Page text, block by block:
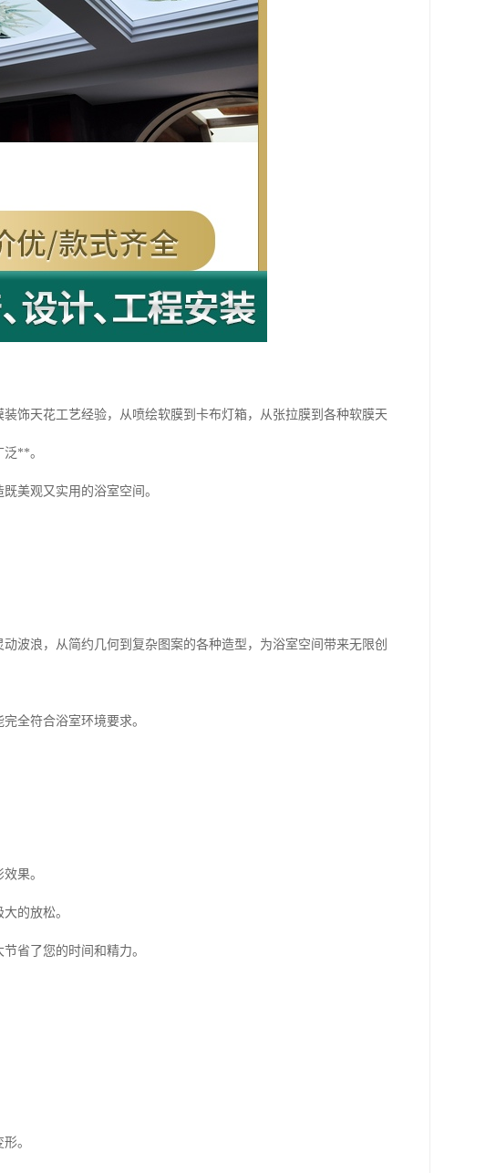
饰天花工艺经验，从喷绘软膜到卡布灯箱，从张拉膜到各种软膜天
**。
美观又实用的浴室空间。
波浪，从简约几何到复杂图案的各种造型，为浴室空间带来无限创
全符合浴室环境要求。
果。
的放松。
省了您的时间和精力。
。